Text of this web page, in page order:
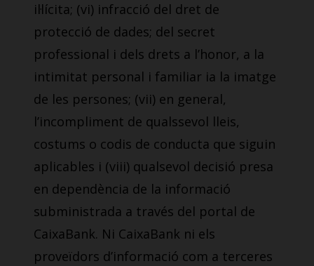
il·lícita; (vi) infracció del dret de
protecció de dades; del secret
professional i dels drets a l’honor, a la
intimitat personal i familiar ia la imatge
de les persones; (vii) en general,
l’incompliment de qualssevol lleis,
costums o codis de conducta que siguin
aplicables i (viii) qualsevol decisió presa
en dependència de la informació
subministrada a través del portal de
CaixaBank. Ni CaixaBank ni els
proveïdors d’informació com a terceres